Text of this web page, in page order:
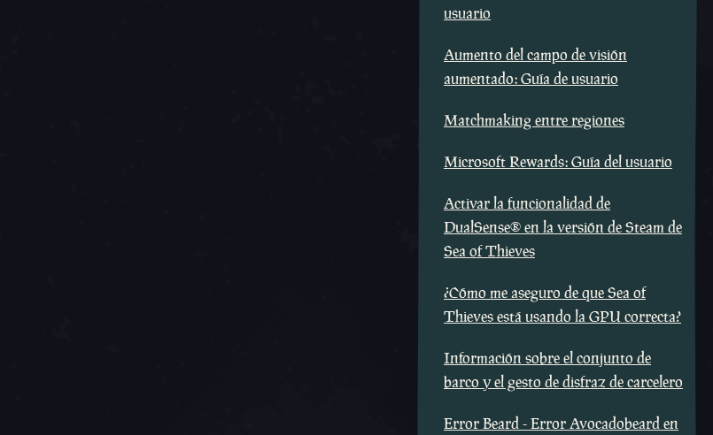
usuario
Aumento del campo de visión
aumentado: Guía de usuario
Matchmaking entre regiones
Microsoft Rewards: Guía del usuario
Activar la funcionalidad de
DualSense® en la versión de Steam de
Sea of Thieves
¿Cómo me aseguro de que Sea of
Thieves está usando la GPU correcta?
Información sobre el conjunto de
barco y el gesto de disfraz de carcelero
Error Beard - Error Avocadobeard en